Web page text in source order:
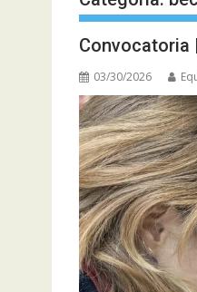
Convocatoria
03/30/2026